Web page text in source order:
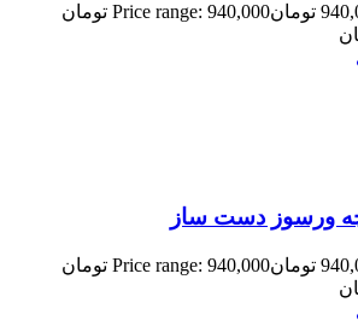
تومان
Price range: 940,000 تومان
ورسوز دست ساز
تومان
Price range: 940,000 تومان